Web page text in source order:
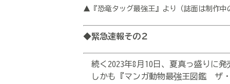
▲『恐竜タッグ最強王』より（誌面は制作中
◆緊急速報その２
続く2023年8月10日、夏真っ盛りに
しかも『マンガ動物最強王図鑑 ザ